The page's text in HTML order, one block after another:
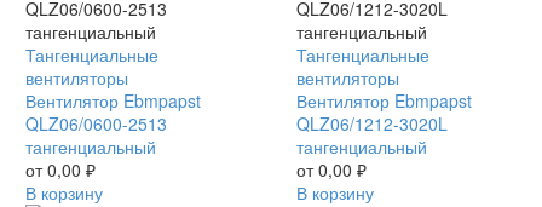
Вентилятор
Ebmpapst
QLZ06/0600-
2513
тангенциальный
Тангенциальные
вентиляторы
Вентилятор Ebmpapst
QLZ06/0600-2513
тангенциальный
от0,00 ₽
В корзину
Вентилятор
Ebmpapst
QLZ06/1212-
3020L
тангенциальный
Тангенциальные
вентиляторы
Вентилятор Ebmpapst
QLZ06/1212-3020L
тангенциальный
от0,00 ₽
В корзину